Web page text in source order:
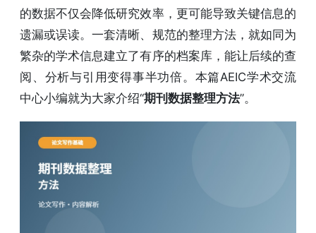
的数据不仅会降低研究效率，更可能导致关键信息的
遗漏或误读。一套清晰、规范的整理方法，就如同为
繁杂的学术信息建立了有序的档案库，能让后续的查
阅、分析与引用变得事半功倍。本篇AEIC学术交流
中心小编就为大家介绍“期刊数据整理方法”。